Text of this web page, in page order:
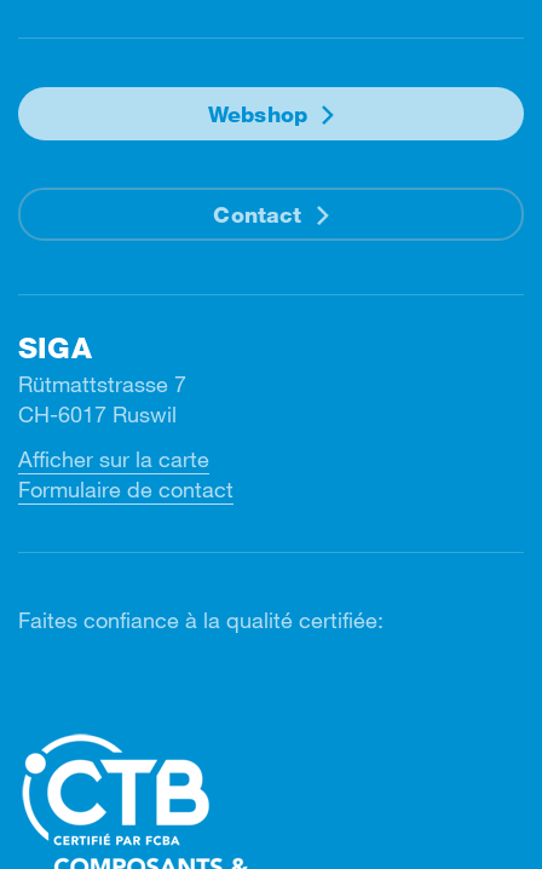
Webshop
Contact
SIGA
Rütmattstrasse 7
CH-6017 Ruswil
Afficher sur la carte
Formulaire de contact
Faites confiance à la qualité certifiée: